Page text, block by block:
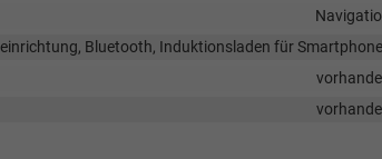
Bluetooth, Induktionsladen für